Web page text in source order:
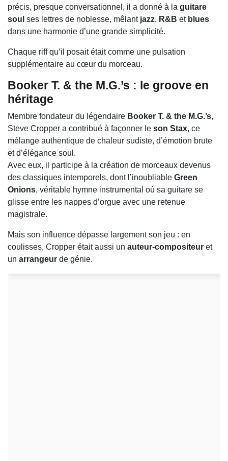
précis, presque conversationnel, il a donné à la guitare
soul ses lettres de noblesse, mêlant jazz, R&B et blues
dans une harmonie d’une grande simplicité.
Chaque riff qu’il posait était comme une pulsation
supplémentaire au cœur du morceau.
Booker T. & the M.G.’s : le groove en
héritage
Membre fondateur du légendaire Booker T. & the M.G.’s,
Steve Cropper a contribué à façonner le son Stax, ce
mélange authentique de chaleur sudiste, d’émotion brute
et d’élégance soul.
Avec eux, il participe à la création de morceaux devenus
des classiques intemporels, dont l’inoubliable Green
Onions, véritable hymne instrumental où sa guitare se
glisse entre les nappes d’orgue avec une retenue
magistrale.
Mais son influence dépasse largement son jeu : en
coulisses, Cropper était aussi un auteur-compositeur et
un arrangeur de génie.